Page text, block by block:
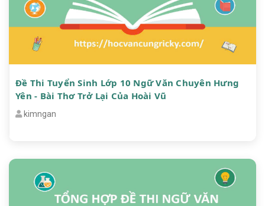
Đề Thi Tuyển Sinh Lớp 10 Ngữ Văn Chuyên Hưng
Yên - Bài Thơ Trở Lại Của Hoài Vũ
kimngan